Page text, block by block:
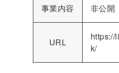
事業内容 非公開
URL
https://
k/